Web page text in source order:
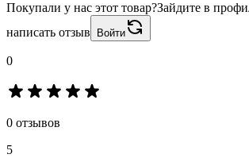
Покупали у нас этот товар?Зайдите в
написать отзыв
Войти
0
0 отзывов
5